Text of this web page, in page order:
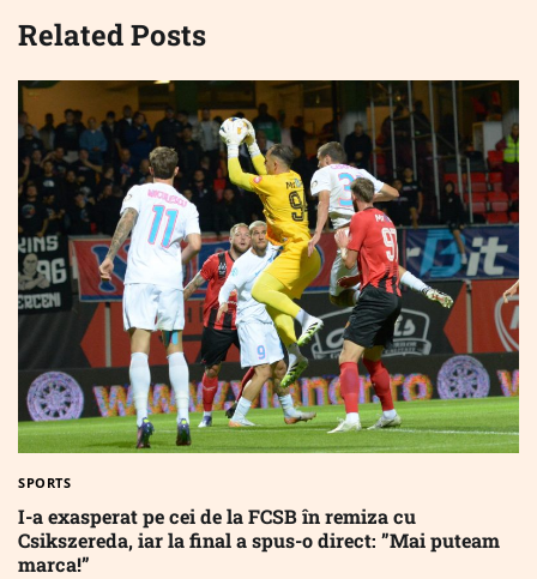
Related Posts
SPORTS
I-a exasperat pe cei de la FCSB în remiza cu
Csikszereda, iar la final a spus-o direct: ”Mai puteam
marca!”